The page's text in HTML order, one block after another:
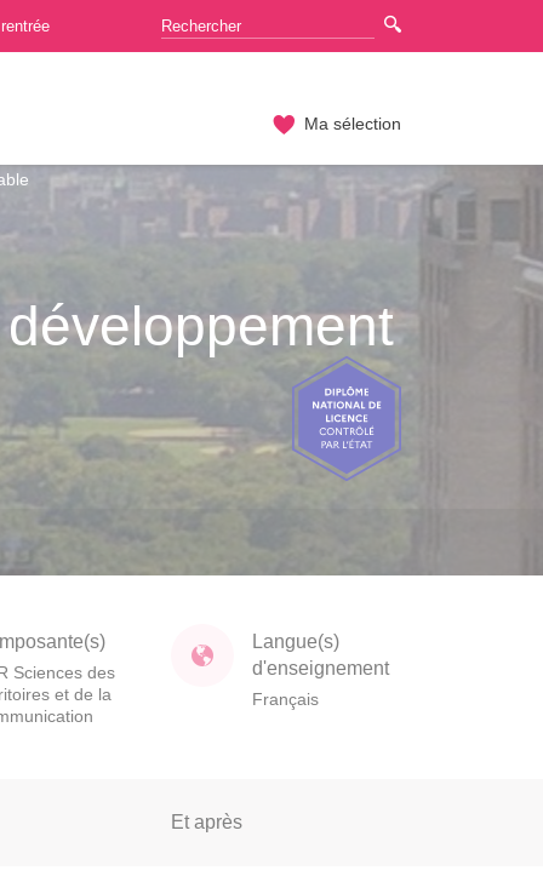
Ma sélection
Sciences des
et de la
Langue(s)
d'enseignement
Français
Et après